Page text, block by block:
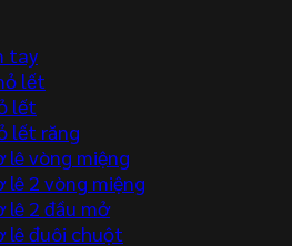
tay
lết
lết
lết răng
lê vòng miệng
lê 2 vòng miệng
lê 2 đầu mở
lê đuôi chuột